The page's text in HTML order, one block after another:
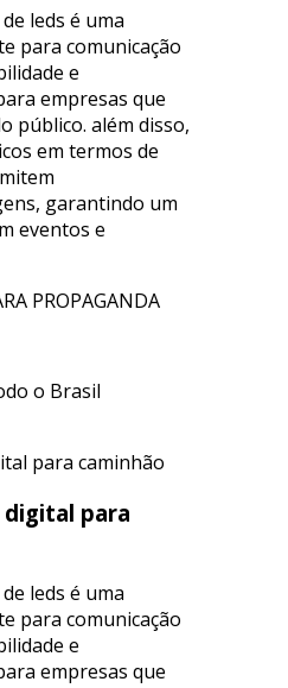
leds é uma
para comunicação
e
empresas que
público. além disso,
em termos de
garantindo um
eventos e
o Brasil
para
leds é uma
para comunicação
e
empresas que